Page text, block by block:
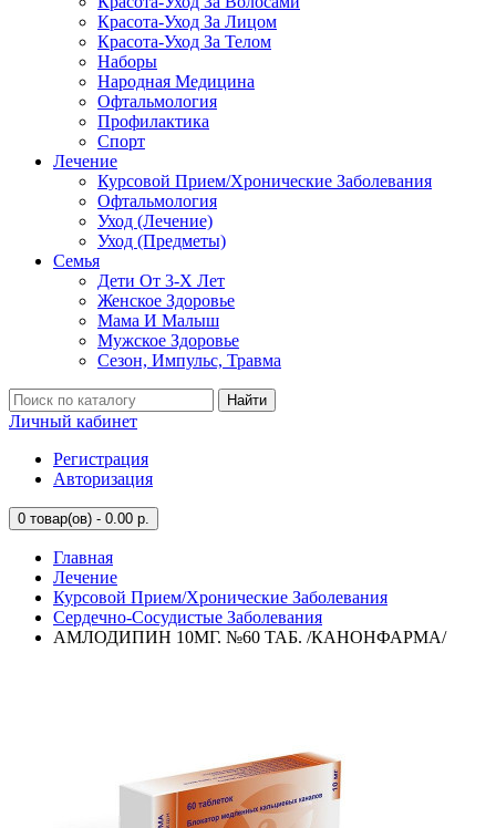
Красота-Уход За Лицом
Красота-Уход За Телом
Наборы
Народная Медицина
Офтальмология
Профилактика
Спорт
Лечение
Курсовой Прием/Хронические Заболевания
Офтальмология
Уход (Лечение)
Уход (Предметы)
Семья
Дети От 3-Х Лет
Женское Здоровье
Мама И Малыш
Мужское Здоровье
Сезон, Импульс, Травма
Найти
Личный кабинет
Регистрация
Авторизация
0 товар(ов) - 0.00 р.
Главная
Лечение
Курсовой Прием/Хронические Заболевания
Сердечно-Сосудистые Заболевания
АМЛОДИПИН 10МГ. №60 ТАБ. /КАНОНФАРМА/